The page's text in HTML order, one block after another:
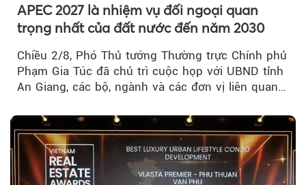
APEC 2027 là nhiệm vụ đối ngoại quan
trọng nhất của đất nước đến năm 2030
Chiều 2/8, Phó Thủ tướng Thường trực Chính phủ
Phạm Gia Túc đã chủ trì cuộc họp với UBND tỉnh
An Giang, các bộ, ngành và các đơn vị liên quan